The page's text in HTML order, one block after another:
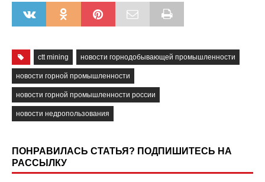
ctt mining новости горнодобывающей промышленности
новости горной промышленности
новости горной промышленности россии
новости недропользования
ПОНРАВИЛАСЬ СТАТЬЯ? ПОДПИШИТЕСЬ НА
РАССЫЛКУ